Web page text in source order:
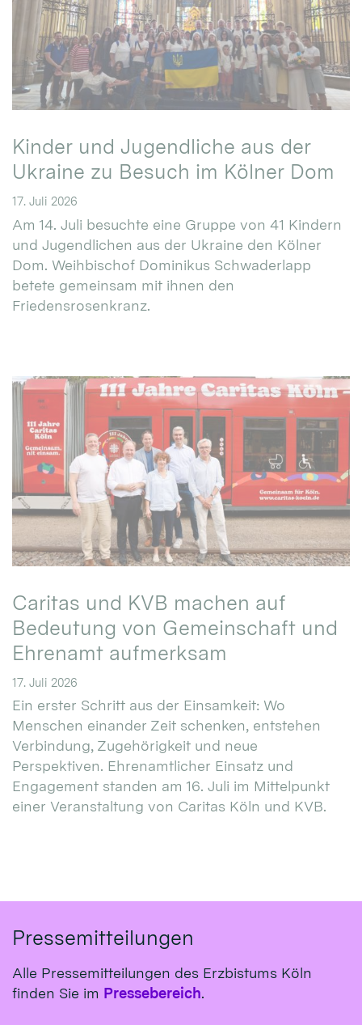
Kinder und Jugendliche aus der
Ukraine zu Besuch im Kölner Dom
17. Juli 2026
Am 14. Juli besuchte eine Gruppe von 41 Kindern
und Jugendlichen aus der Ukraine den Kölner
Dom. Weihbischof Dominikus Schwaderlapp
betete gemeinsam mit ihnen den
Friedensrosenkranz.
Caritas und KVB machen auf
Bedeutung von Gemeinschaft und
Ehrenamt aufmerksam
17. Juli 2026
Ein erster Schritt aus der Einsamkeit: Wo
Menschen einander Zeit schenken, entstehen
Verbindung, Zugehörigkeit und neue
Perspektiven. Ehrenamtlicher Einsatz und
Engagement standen am 16. Juli im Mittelpunkt
einer Veranstaltung von Caritas Köln und KVB.
Pressemitteilungen
Alle Pressemitteilungen des Erzbistums Köln
finden Sie im Pressebereich.